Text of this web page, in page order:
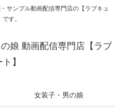
サンプル動画配信専門店の【ラブキュ
す。
娘 動画配信専門店【ラブ
】
女装子・男の娘